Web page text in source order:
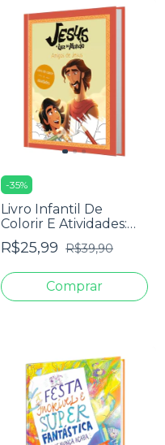
-35%
Livro Infantil De
Colorir E Atividades:
Jesus, A Luz Do
Mundo - Amigos De
R$25,99 R$39,90